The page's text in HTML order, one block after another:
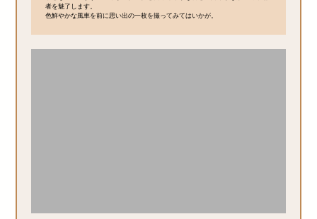
者を魅了します。
色鮮やかな風車を前に思い出の一枚を撮ってみてはいかが。